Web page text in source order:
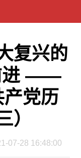
复兴的
进 ——
党历
）
07-28 16:48:00